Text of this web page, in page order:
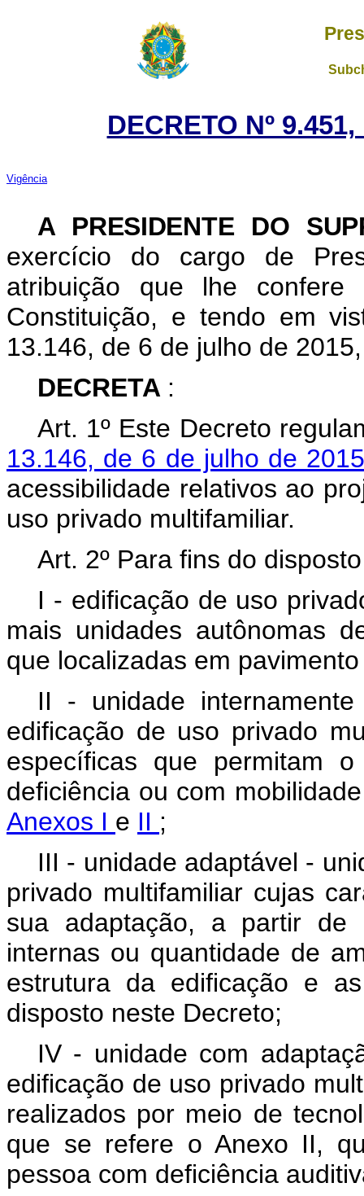
DECRETO Nº
Vigência
A PRESIDENTE DO
exercício do cargo de
atribuição que lhe
Constituição, e tendo em
13.146, de 6 de julho de 2015,
DECRETA :
Art. 1º Este Decreto
13.146, de 6 de julho de
acessibilidade relativos ao
uso privado multifamiliar.
Art. 2º Para fins do
I - edificação de uso
mais unidades autônomas
que localizadas em
II - unidade
edificação de uso privado
específicas que permitam
deficiência ou com
Anexos I e II ;
III - unidade adaptável -
privado multifamiliar cujas
sua adaptação, a partir
internas ou quantidade de
estrutura da edificação e
disposto neste Decreto;
IV - unidade com
edificação de uso privado
realizados por meio de
que se refere o Anexo II,
pessoa com deficiência